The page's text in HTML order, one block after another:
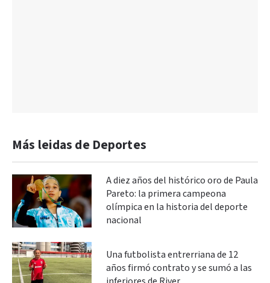
Más leidas de Deportes
A diez años del histórico oro de Paula
Pareto: la primera campeona
olímpica en la historia del deporte
nacional
Una futbolista entrerriana de 12
años firmó contrato y se sumó a las